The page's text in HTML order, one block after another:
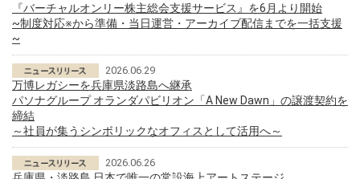
『バーチャルオンリー株主総会支援サービス』を6月より開始
~制度対応※から準備・当日運営・アーカイブ配信までを一括支援
~
2026.06.29
万博レガシーを兵庫県淡路島へ継承
パソナグループ オランダパビリオン「A New Dawn」の譲渡契約を
締結
～社員が集うシンボリックなオフィスとして活用へ～
2026.06.26